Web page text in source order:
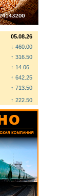
05.08.26
↓ 460.00
↑ 316.50
↑ 14.06
↑ 642.25
↑ 713.50
↑ 222.50